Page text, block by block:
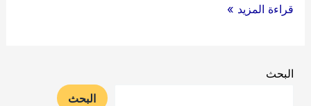
شركة
بالظهران
قراءة المزيد »
البحث
البحث